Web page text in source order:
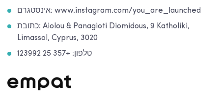
אינסטגרם: www.instagram.com/you_are_launched
כתובת: Aiolou & Panagioti Diomidous, 9 Katholiki,
Limassol, Cyprus, 3020
טלפון: +357 25 123992